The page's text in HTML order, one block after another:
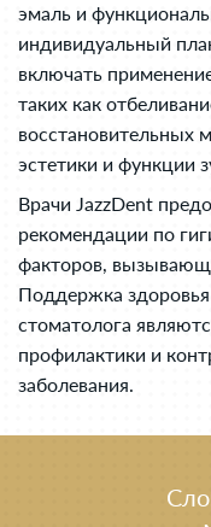
эмаль и
индивидуальный
включать
таких как
восстановительных
эстетики и функции
Врачи JazzDent
рекомендации по
факторов,
Поддержка
стоматолога
профилактики и
заболевания.